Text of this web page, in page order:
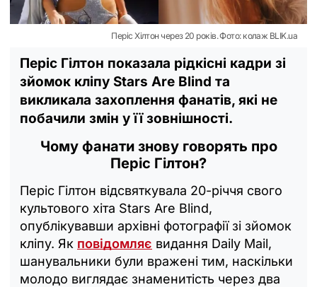
Періс Хілтон через 20 років. Фото: колаж BLIK.ua
Періс Гілтон показала рідкісні кадри зі
зйомок кліпу Stars Are Blind та
викликала захоплення фанатів, які не
побачили змін у її зовнішності.
Чому фанати знову говорять про
Періс Гілтон?
Періс Гілтон відсвяткувала 20-річчя свого
культового хіта Stars Are Blind,
опублікувавши архівні фотографії зі зйомок
кліпу. Як повідомляє видання Daily Mail,
шанувальники були вражені тим, наскільки
молодо виглядає знаменитість через два